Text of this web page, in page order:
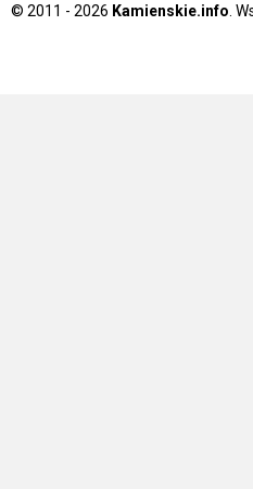
© 2011 - 2026 Kamienskie.info .